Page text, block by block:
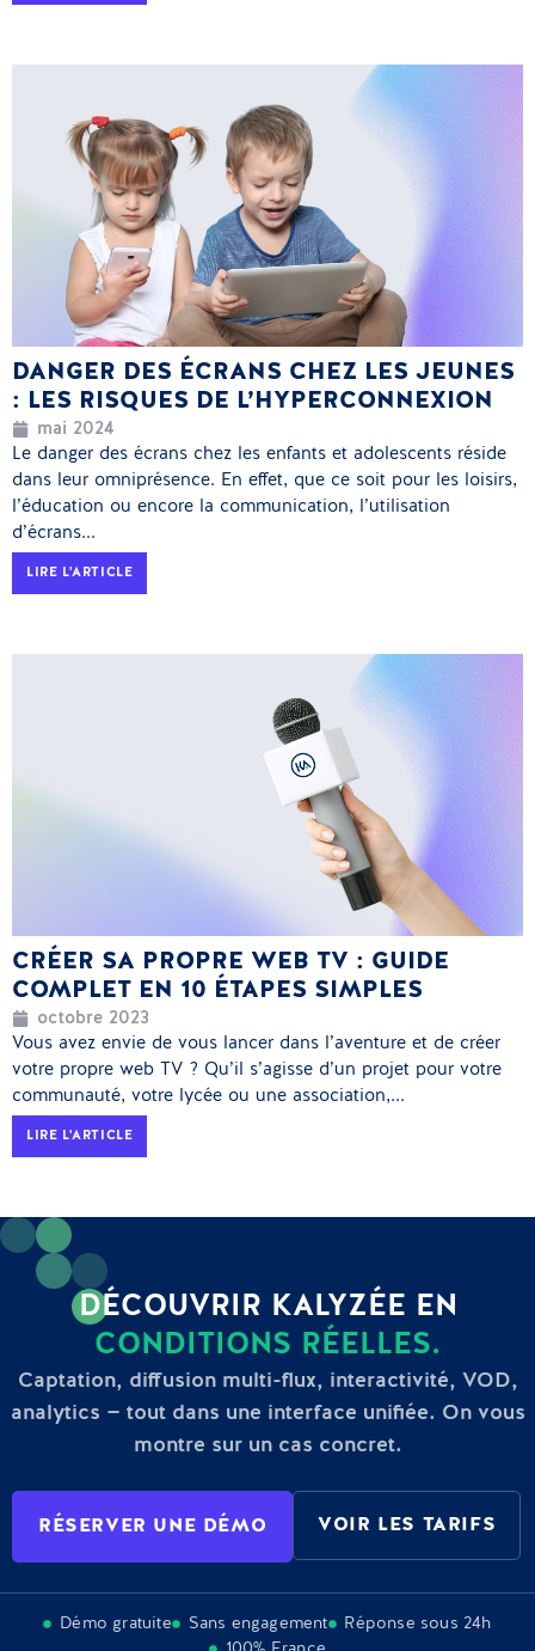
DANGER DES ÉCRANS CHEZ LES JEUNES
: LES RISQUES DE L’HYPERCONNEXION
mai 2024
Le danger des écrans chez les enfants et adolescents réside
dans leur omniprésence. En effet, que ce soit pour les loisirs,
l’éducation ou encore la communication, l’utilisation
d’écrans...
LIRE L'ARTICLE
CRÉER SA PROPRE WEB TV : GUIDE
COMPLET EN 10 ÉTAPES SIMPLES
octobre 2023
Vous avez envie de vous lancer dans l’aventure et de créer
votre propre web TV ? Qu’il s’agisse d’un projet pour votre
communauté, votre lycée ou une association,...
LIRE L'ARTICLE
DÉCOUVRIR KALYZÉE EN
CONDITIONS RÉELLES.
Captation, diffusion multi-flux, interactivité, VOD,
analytics — tout dans une interface unifiée. On vous
montre sur un cas concret.
RÉSERVER UNE DÉMO VOIR LES TARIFS
Démo gratuite Sans engagement
Réponse sous 24h